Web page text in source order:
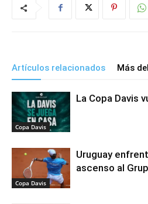
Artículos relacionados Más
Copa Davis
La Copa Davis
Copa Davis
Uruguay
ascenso al